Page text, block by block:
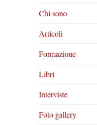
Chi sono
Articoli
Formazione
Libri
Interviste
Foto gallery